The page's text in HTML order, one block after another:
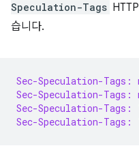
Speculation-Tags
습니다.
Sec-Speculation-
Sec-Speculation-
Sec-Speculation-
Sec-Speculation-